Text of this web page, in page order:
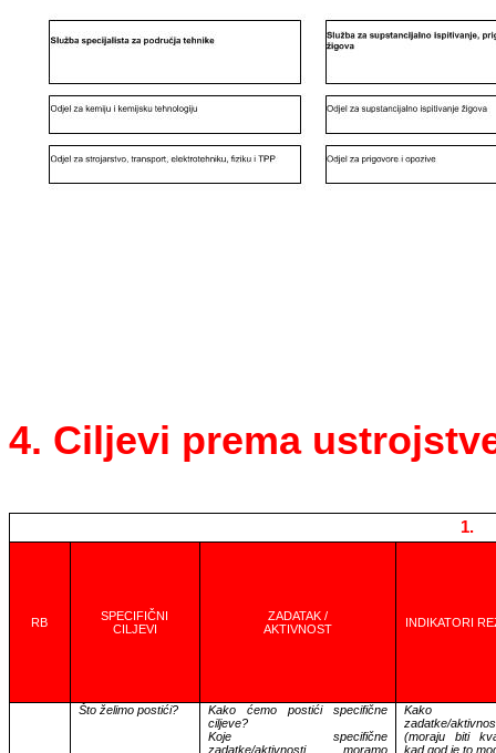
4. Ciljevi prema
1.
RB
SPECIFIČNI
CILJEVI
ZADATAK /
AKTIVNOST
INDIKATORI
Što želimo postići?
Kako ćemo postići specifične
ciljeve?
Koje specifične
zadatke/aktivnosti moramo
Kako
zadatke/
(moraju biti
kad god je to